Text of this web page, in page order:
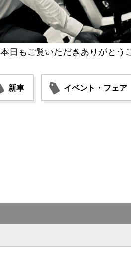
本日もご覧いただきありがとう
新車 イベント・フェア